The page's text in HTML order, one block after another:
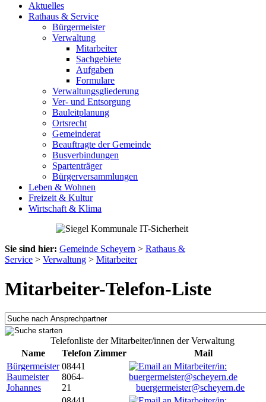
Aktuelles
Rathaus & Service
Bürgermeister
Verwaltung
Mitarbeiter
Sachgebiete
Aufgaben
Formulare
Verwaltungsgliederung
Ver- und Entsorgung
Bauleitplanung
Ortsrecht
Gemeinderat
Beauftragte der Gemeinde
Busverbindungen
Spartenträger
Bürgerversammlungen
Leben & Wohnen
Freizeit & Kultur
Wirtschaft & Klima
Sie sind hier: Gemeinde Scheyern > Rathaus &
Service > Verwaltung > Mitarbeiter
Mitarbeiter-Telefon-Liste
Telefonliste der Mitarbeiter/innen der Verwaltung
Name
Telefon Zimmer
Mail
Bürgermeister
Baumeister
Johannes
08441
8064-
21
buergermeister@scheyern.de